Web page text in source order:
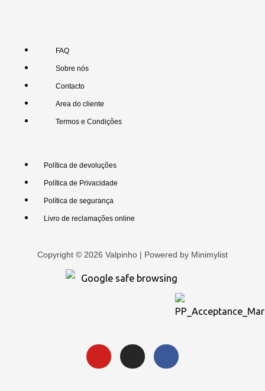
FAQ
Sobre nós
Contacto
Area do cliente
Termos e Condições
Política de devoluções
Política de Privacidade
Política de segurança
Livro de reclamações online
Copyright © 2026 Valpinho | Powered by Minimylist